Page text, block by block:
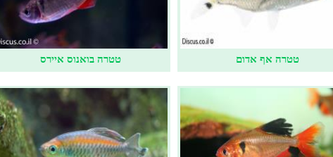
טטרה אף אדום טטרה בואנוס איירס